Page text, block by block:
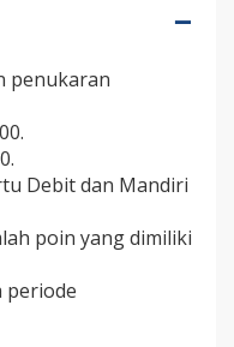
penukaran
Debit dan Mandiri
poin yang dimiliki
periode